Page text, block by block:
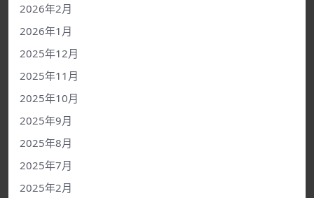
2026年2月
2026年1月
2025年12月
2025年11月
2025年10月
2025年9月
2025年8月
2025年7月
2025年2月